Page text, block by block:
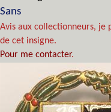
Sans
Avis aux collectionneurs,
de cet insigne.
Pour me contacter.